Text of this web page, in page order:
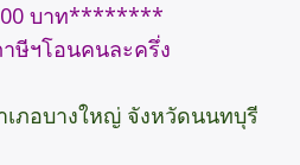
บาท********
ษีฯโอนคนละครึ่ง
ภอบางใหญ่ จังหวัดนนทบุรี